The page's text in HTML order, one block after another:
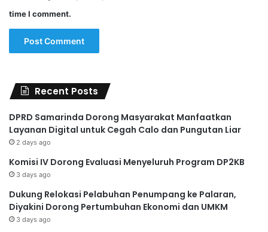
time I comment.
Recent Posts
DPRD Samarinda Dorong Masyarakat Manfaatkan
Layanan Digital untuk Cegah Calo dan Pungutan Liar
2 days ago
Komisi IV Dorong Evaluasi Menyeluruh Program DP2KB
3 days ago
Dukung Relokasi Pelabuhan Penumpang ke Palaran,
Diyakini Dorong Pertumbuhan Ekonomi dan UMKM
3 days ago